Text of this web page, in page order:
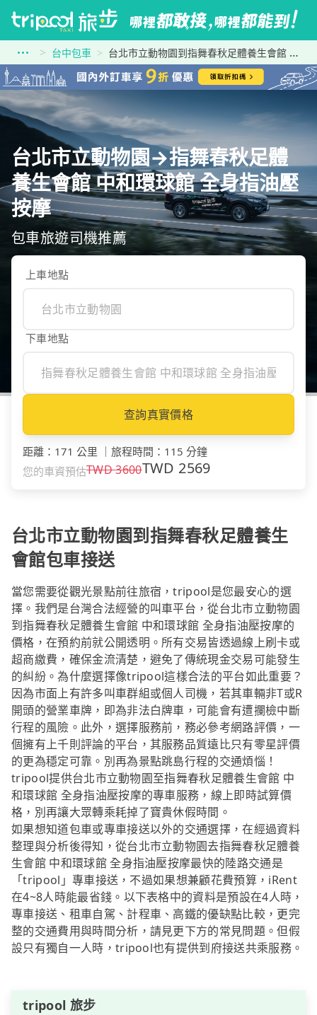
台中包車 台北市立動物園到指舞春秋足體養生會館 中和環球館 全身指油壓按摩
台北市立動物園→指舞春秋足體
養生會館 中和環球館 全身指油壓
按摩
包車旅遊司機推薦
上車地點
下車地點
查詢真實價格
距離 ： 171 公里 旅程時間 ： 115 分鐘
您的車資預估TWD3600TWD 2569
台北市立動物園到指舞春秋足體養生
會館包車接送
當您需要從觀光景點前往旅宿，tripool是您最安心的選
擇。我們是台灣合法經營的叫車平台，從台北市立動物園
到指舞春秋足體養生會館 中和環球館 全身指油壓按摩的
價格，在預約前就公開透明。所有交易皆透過線上刷卡或
超商繳費，確保金流清楚，避免了傳統現金交易可能發生
的糾紛。為什麼選擇像tripool這樣合法的平台如此重要？
因為市面上有許多叫車群組或個人司機，若其車輛非T或R
開頭的營業車牌，即為非法白牌車，可能會有遭攔檢中斷
行程的風險。此外，選擇服務前，務必參考網路評價，一
個擁有上千則評論的平台，其服務品質遠比只有零星評價
的更為穩定可靠。別再為景點跳島行程的交通煩惱！
tripool提供台北市立動物園至指舞春秋足體養生會館 中
和環球館 全身指油壓按摩的專車服務，線上即時試算價
格，別再讓大眾轉乘耗掉了寶貴休假時間。
如果想知道包車或專車接送以外的交通選擇，在經過資料
整理與分析後得知，從台北市立動物園去指舞春秋足體養
生會館 中和環球館 全身指油壓按摩最快的陸路交通是
「tripool」專車接送，不過如果想兼顧花費預算，iRent
在4~8人時能最省錢。以下表格中的資料是預設在4人時，
專車接送、租車自駕、計程車、高鐵的優缺點比較，更完
整的交通費用與時間分析，請見更下方的常見問題。但假
設只有獨自一人時，tripool也有提供到府接送共乘服務。
tripool 旅步